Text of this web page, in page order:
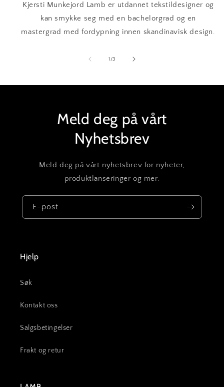
Kjersti Munkejord Lamb er utdannet tekstildesigner og
kan smykke seg med en bachelorgrad og en
mastergrad med fordypning innen skandinavisk design.
1 /av
3
Meld deg på vårt
Nyhetsbrev
Meld deg på vårt nyhetsbrev for nyheter,
produktlanseringer og mer.
E-post
Hjelp
Søk
Kontakt oss
Salgsbetingelser
Frakt og retur